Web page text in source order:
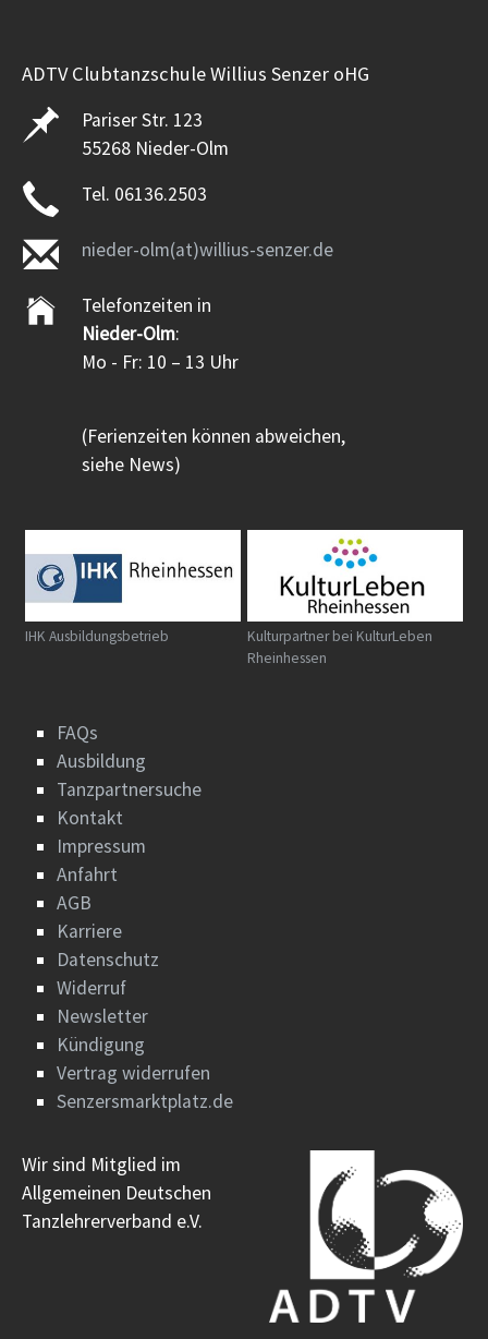
ADTV Clubtanzschule Willius Senzer oHG
Pariser Str. 123
55268 Nieder-Olm
Tel. 06136.2503
nieder-olm(at)willius-senzer.de
Telefonzeiten in
Nieder-Olm:
Mo - Fr: 10 – 13 Uhr
(Ferienzeiten können abweichen,
siehe News)
IHK Ausbildungsbetrieb
Kulturpartner bei KulturLeben
Rheinhessen
FAQs
Ausbildung
Tanzpartnersuche
Kontakt
Impressum
Anfahrt
AGB
Karriere
Datenschutz
Widerruf
Newsletter
Kündigung
Vertrag widerrufen
Senzersmarktplatz.de
Wir sind Mitglied im
Allgemeinen Deutschen
Tanzlehrerverband e.V.